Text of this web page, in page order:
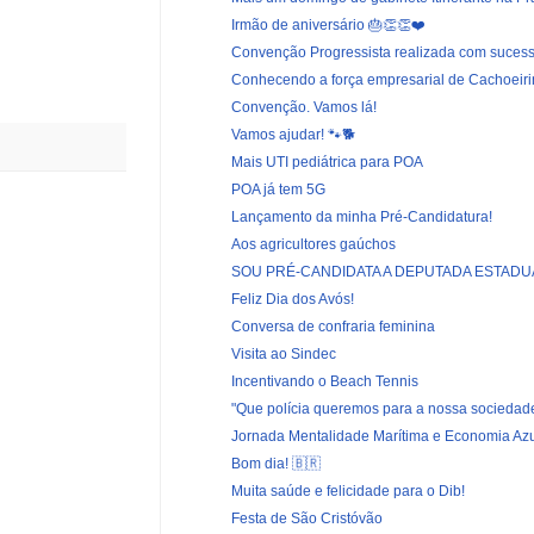
Irmão de aniversário 🎂👏👏❤️
Convenção Progressista realizada com
Conhecendo a força empresarial de
Convenção. Vamos lá!
Vamos ajudar! 🐾🐕
Mais UTI pediátrica para POA
POA já tem 5G
Lançamento da minha Pré-Candidatura!
Aos agricultores gaúchos
SOU PRÉ-CANDIDATA A DEPUTADA
Feliz Dia dos Avós!
Conversa de confraria feminina
Visita ao Sindec
Incentivando o Beach Tennis
"Que polícia queremos para a nossa
Jornada Mentalidade Marítima e Economia
Bom dia! 🇧🇷
Muita saúde e felicidade para o Dib!
Festa de São Cristóvão